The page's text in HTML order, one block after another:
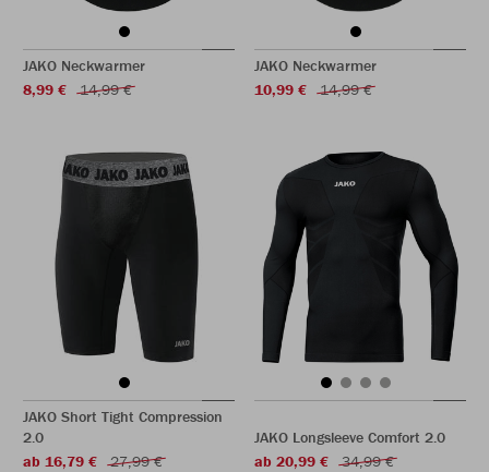
JAKO Neckwarmer
8,99 €
14,99 €
JAKO Neckwarmer
10,99 €
14,99 €
JAKO Short Tight Compression
2.0
ab 16,79 €
27,99 €
JAKO Longsleeve Comfort 2.0
ab 20,99 €
34,99 €